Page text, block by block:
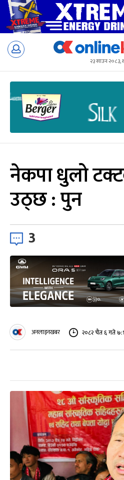
Skip
२३ साउन २०८३,
नेकपा धुलो
उठ्छ : पुन
3
अनलाइनखबर २०८२ चैत ६ गते